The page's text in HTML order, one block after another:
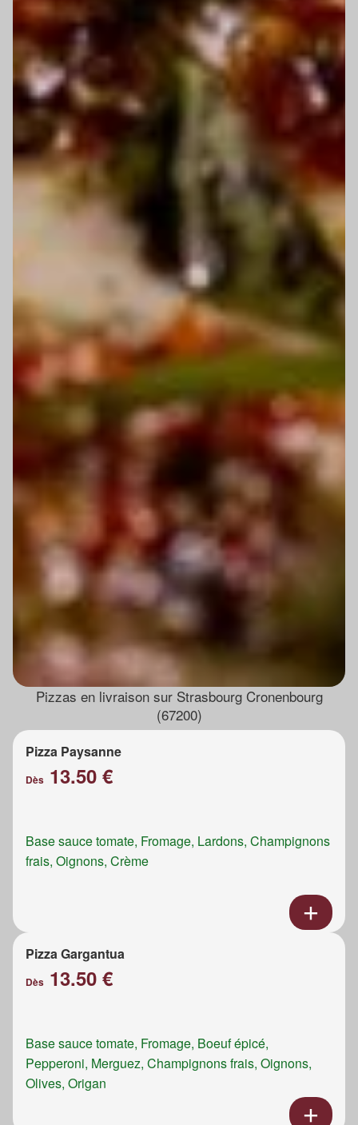
Pizzas en livraison sur Strasbourg Cronenbourg
(67200)
Pizza Paysanne
Dès 13.50 €
Base sauce tomate, Fromage, Lardons, Champignons
frais, Oignons, Crème
Pizza Gargantua
Dès 13.50 €
Base sauce tomate, Fromage, Boeuf épicé,
Pepperoni, Merguez, Champignons frais, Oignons,
Olives, Origan